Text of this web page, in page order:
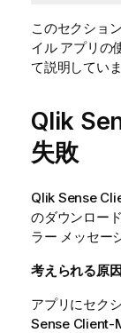
このセクション
イルアプリの
て説明していま
Qlik
失敗
Qlik Sense
のダウンロー
ラー メッセー
考えられる原因
アプリにセク
Sense Client-